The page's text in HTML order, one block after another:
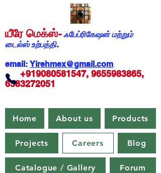
யீரே மெக்ஸ்-ஃபேப்ரிகேஷன் மற்றும்
டைல்ஸ் உற்பத்தி.
email: Yirehmex@gmail.com
+919080581547, 9655983865,
6383272051
Home About us Products
Projects Careers Blog
Catalogue / Gallery Forum